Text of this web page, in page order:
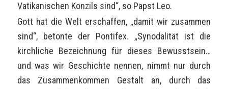
Vatikanischen Konzils sind“, so Papst Leo.
Gott hat die Welt erschaffen, „damit wir zusammen
sind“, betonte der Pontifex. „Synodalität ist die
kirchliche Bezeichnung für dieses Bewusstsein…
und was wir Geschichte nennen, nimmt nur durch
das Zusammenkommen Gestalt an, durch das